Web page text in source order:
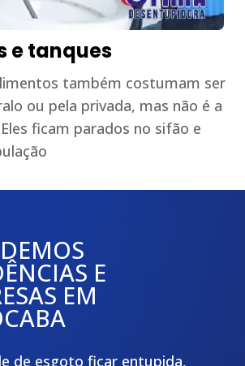
e tanques
também costumam ser
ou pela privada, mas não é a
ficam parados no sifão e
E
EM
de esgoto ficar entupida,